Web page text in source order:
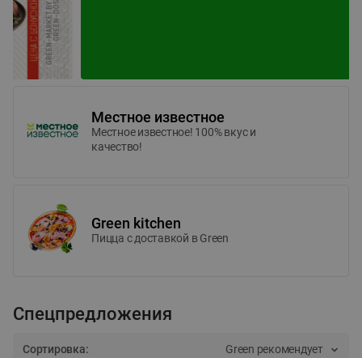
Местное известное
Местное известное! 100% вкус и
качество!
Green kitchen
Пицца c доставкой в Green
Спецпредложения
Сортировка: Green рекомендует